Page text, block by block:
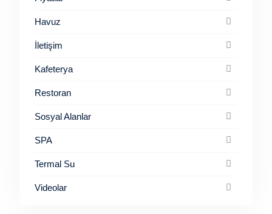
Havuz
İletişim
Kafeterya
Restoran
Sosyal Alanlar
SPA
Termal Su
Videolar